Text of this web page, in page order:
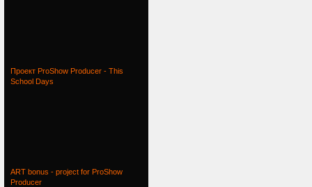
Проект ProShow Producer - This
School Days
ART bonus - project for ProShow
Producer